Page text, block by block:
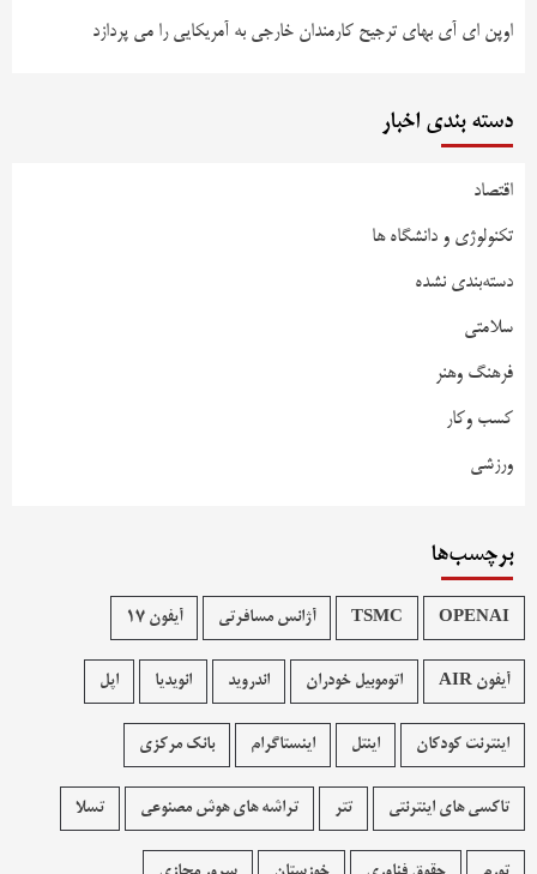
اوپن ای آی بهای ترجیح کارمندان خارجی به آمریکایی را می پردازد
دسته بندی اخبار
اقتصاد
تکنولوژی و دانشگاه ها
دسته‌بندی نشده
سلامتی
فرهنگ وهنر
کسب وکار
ورزشی
برچسب‌ها
OPENAI
TSMC آژانس مسافرتی آیفون 17
آیفون AIR اتوموبیل خودران اندروید انویدیا اپل
اینترنت کودکان اینتل اینستاگرام بانک مرکزی
تاکسی های اینترنتی تتر تراشه های هوش مصنوعی تسلا